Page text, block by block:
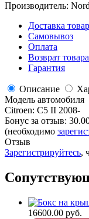
Производитель:
Доставка
Самовывоз
Оплата
Возврат товара
Гарантия
Описание
Модель автомобиля
Citroen: C5 II 2008-
Бонус за отзыв:
(необходимо
Отзыв
Зарегистрируйтесь,
16600.00 руб.